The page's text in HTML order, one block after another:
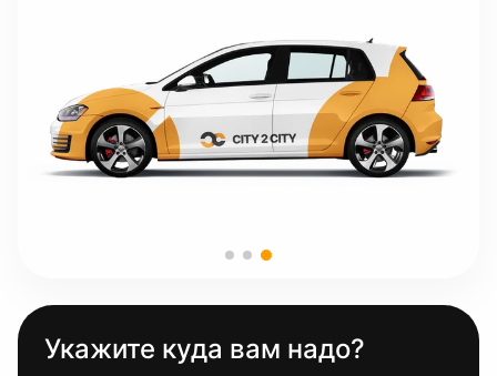
Укажите куда вам надо?